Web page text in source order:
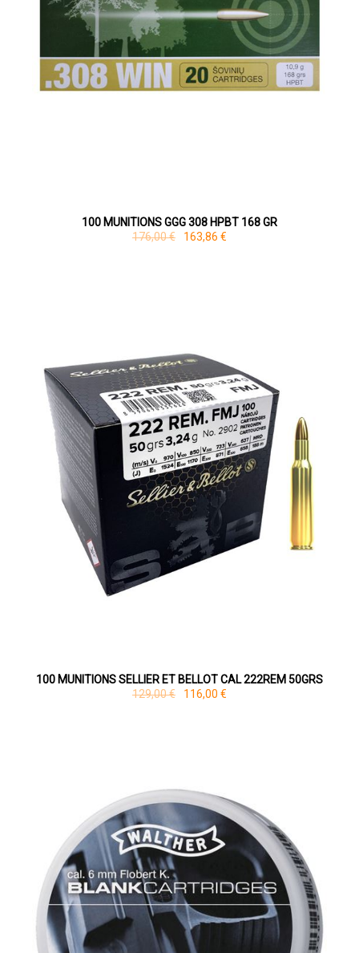
100 MUNITIONS GGG 308 HPBT 168 GR
176,00 €
163,86 €
100 MUNITIONS SELLIER ET BELLOT CAL 222REM 50GRS
129,00 €
116,00 €